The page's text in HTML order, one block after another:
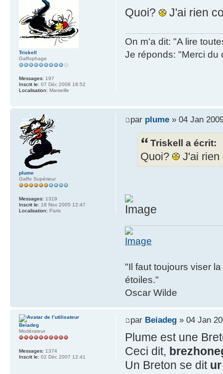
Quoi? J'ai rien
On m'a dit: "A lire
Je réponds: "Merci du
Triskell
Gaffophage
Messages: 197
Inscrit le: 07 Déc 2008 18:52
Localisation: Marseille
par plume» 04 Jan
Triskell a écrit:
Quoi? J'ai rien
"Il faut toujours viser
étoiles."
Oscar Wilde
plume
Gaffo Supérieur
Messages: 1319
Inscrit le: 18 Nov 2005 12:47
Localisation: Paris
par Beiadeg» 04 Jan
Plume est une
Ceci dit,
Un Breton se dit
Beiadeg
Modérateur
Messages: 1374
Inscrit le: 02 Déc 2007 12:41